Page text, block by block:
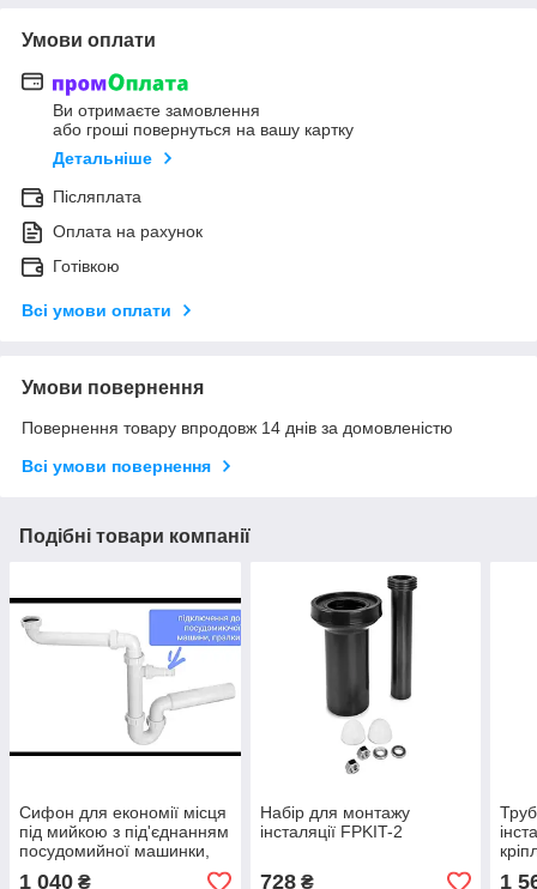
Умови оплати
Ви отримаєте замовлення
або гроші повернуться на вашу картку
Детальніше
Післяплата
Оплата на рахунок
Готівкою
Всі умови оплати
Умови повернення
Повернення товару впродовж 14 днів за домовленістю
Всі умови повернення
Подібні товари компанії
Сифон для економії місця
під мийкою з під'єднанням
посудомийної машинки,
1 040 ₴
Набір для монтажу
інсталяції FPKIT-2
728₴ 1